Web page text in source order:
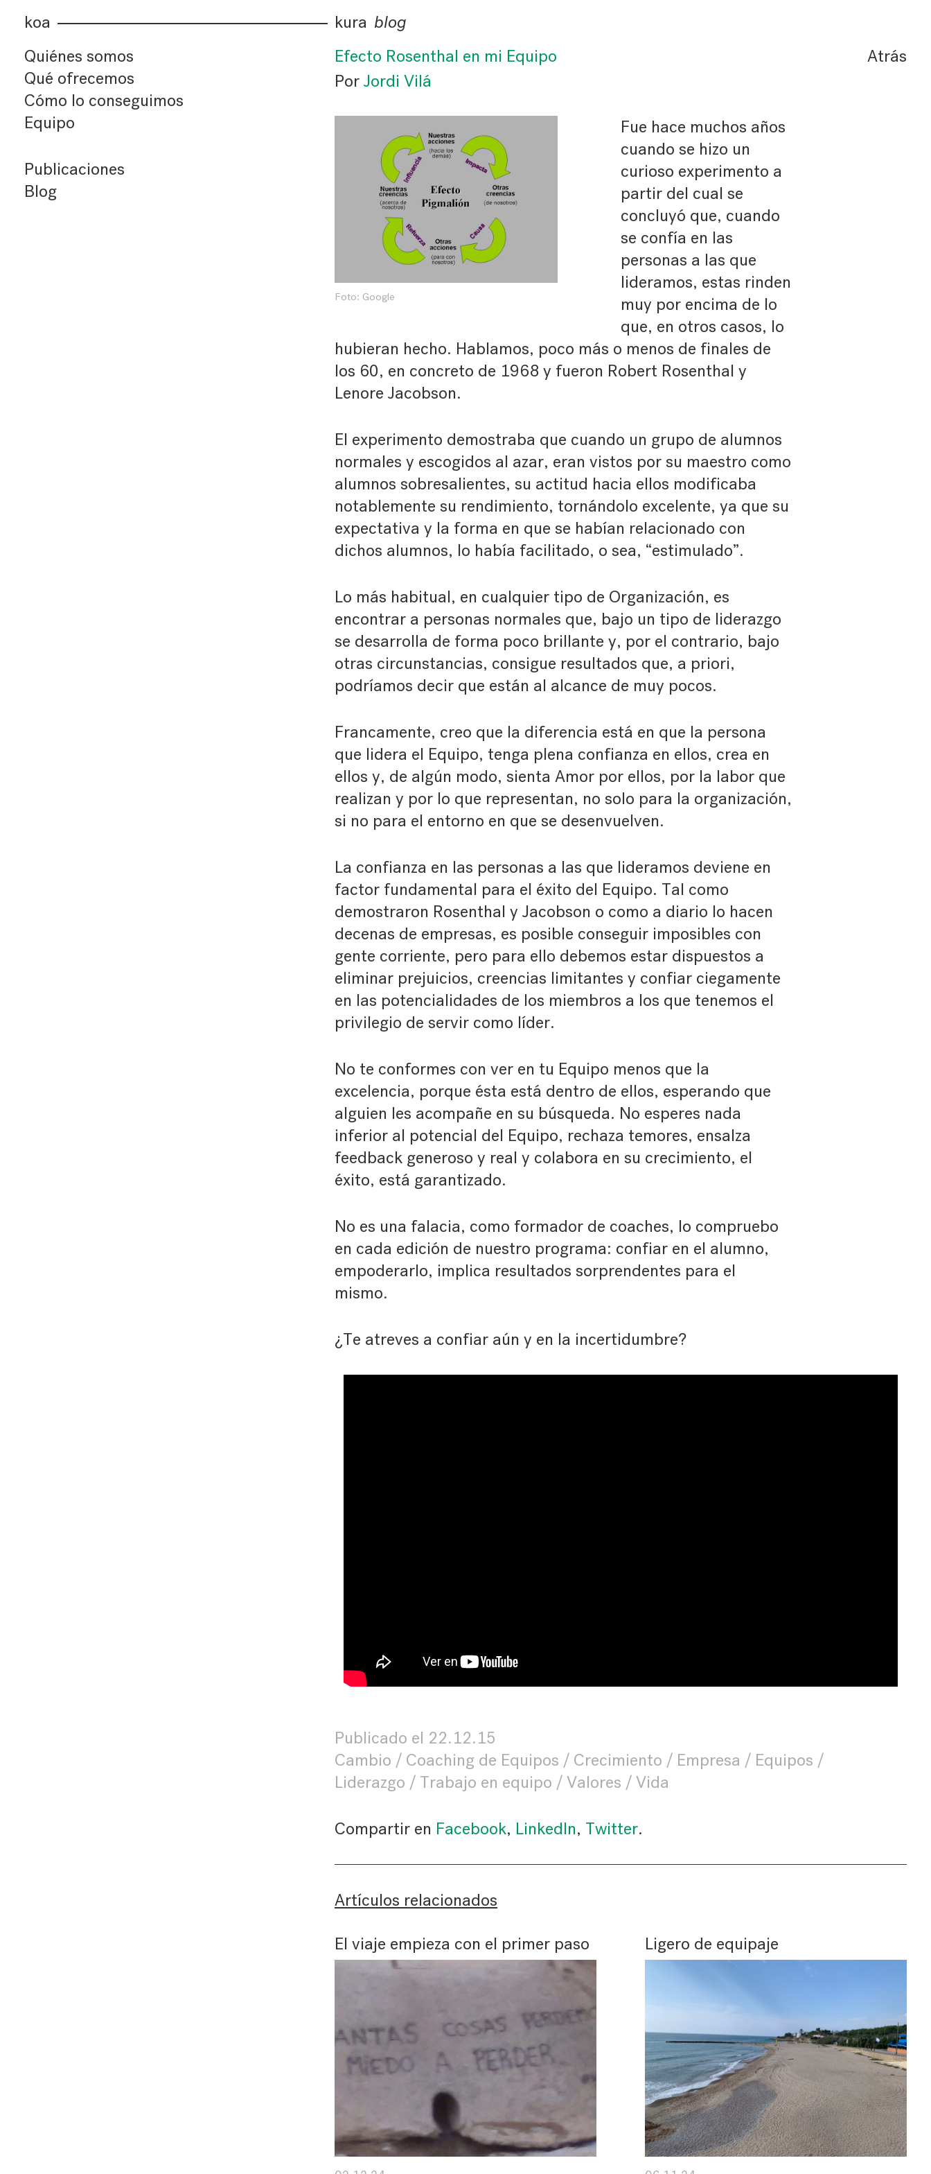
koa kura blog
Quiénes somos
Qué ofrecemos
Cómo lo conseguimos
Equipo
Publicaciones
Blog
Efecto Rosenthal en mi Equipo
Atrás
Por Jordi Vilá
Foto: Google
Fue hace muchos años
cuando se hizo un
curioso experimento a
partir del cual se
concluyó que, cuando
se confía en las
personas a las que
lideramos, estas rinden
muy por encima de lo
que, en otros casos, lo
hubieran hecho. Hablamos, poco más o menos de finales de
los 60, en concreto de 1968 y fueron Robert Rosenthal y
Lenore Jacobson.
El experimento demostraba que cuando un grupo de alumnos
normales y escogidos al azar, eran vistos por su maestro como
alumnos sobresalientes, su actitud hacia ellos modificaba
notablemente su rendimiento, tornándolo excelente, ya que su
expectativa y la forma en que se habían relacionado con
dichos alumnos, lo había facilitado, o sea, “estimulado”.
Lo más habitual, en cualquier tipo de Organización, es
encontrar a personas normales que, bajo un tipo de liderazgo
se desarrolla de forma poco brillante y, por el contrario, bajo
otras circunstancias, consigue resultados que, a priori,
podríamos decir que están al alcance de muy pocos.
Francamente, creo que la diferencia está en que la persona
que lidera el Equipo, tenga plena confianza en ellos, crea en
ellos y, de algún modo, sienta Amor por ellos, por la labor que
realizan y por lo que representan, no solo para la organización,
si no para el entorno en que se desenvuelven.
La confianza en las personas a las que lideramos deviene en
factor fundamental para el éxito del Equipo. Tal como
demostraron Rosenthal y Jacobson o como a diario lo hacen
decenas de empresas, es posible conseguir imposibles con
gente corriente, pero para ello debemos estar dispuestos a
eliminar prejuicios, creencias limitantes y confiar ciegamente
en las potencialidades de los miembros a los que tenemos el
privilegio de servir como líder.
No te conformes con ver en tu Equipo menos que la
excelencia, porque ésta está dentro de ellos, esperando que
alguien les acompañe en su búsqueda. No esperes nada
inferior al potencial del Equipo, rechaza temores, ensalza
feedback generoso y real y colabora en su crecimiento, el
éxito, está garantizado.
No es una falacia, como formador de coaches, lo compruebo
en cada edición de nuestro programa: confiar en el alumno,
empoderarlo, implica resultados sorprendentes para el
mismo.
¿Te atreves a confiar aún y en la incertidumbre?
Publicado el 22.12.15
Cambio
Coaching de Equipos Crecimiento Empresa
Equipos
Liderazgo
Trabajo en equipo Valores Vida
Compartir en Facebook, LinkedIn, Twitter.
Artículos relacionados
El viaje empieza con el primer paso Ligero de equipaje